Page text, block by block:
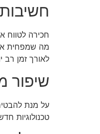
חכירה לטווח
מה שמפחית
לאורך זמן רב
שיפור
על מנת
טכנולוגיות